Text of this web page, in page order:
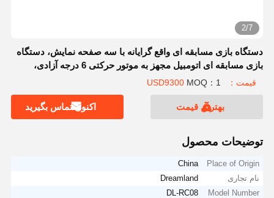
2/7
دستگاه بازی مسابقه ای واقع گرایانه با سه صفحه نمایش، دستگاه
بازی مسابقه ای اتومبیل مجهز به موتور حرکتی 6 درجه آزادی،
قیمت：USD9300 MOQ：1
بهترین قیمت اکنون تماس بگیرید
توضیحات محصول
Place of Origin
China
نام تجاری
Dreamland
Model Number
DL-RC08